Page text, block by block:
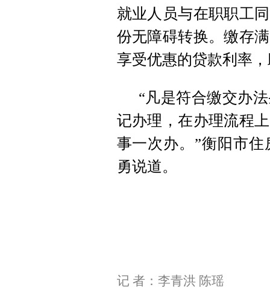
就业人员与在职职工
份无障碍转换。缴存
享受优惠的贷款利率
“凡是符合缴交办
记办理，在办理流程
事一次办。”衡阳市
勇说道。
记 者：李青洪 陈瑶